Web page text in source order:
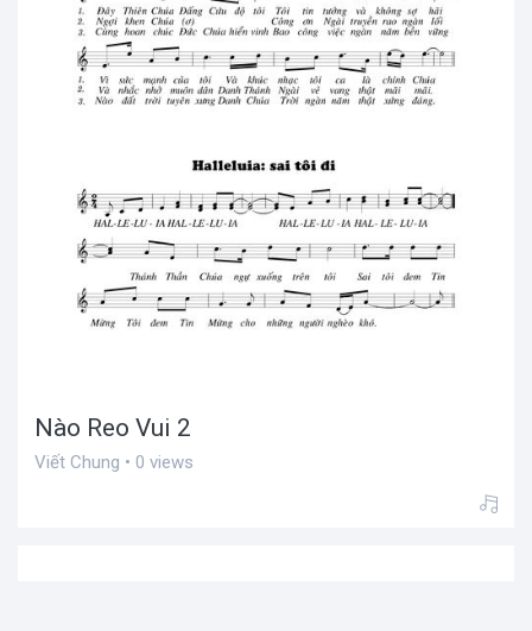
Nào Reo Vui 2
Viết Chung • 0 views